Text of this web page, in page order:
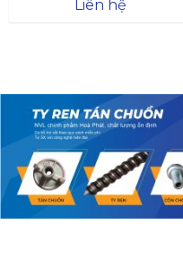
Liên hệ